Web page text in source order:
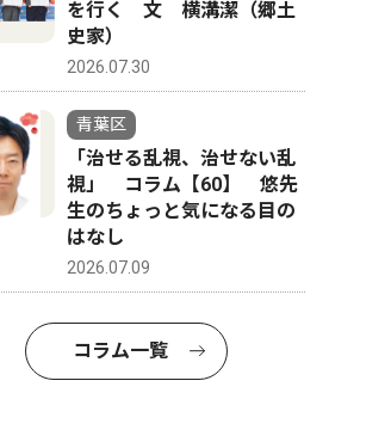
を行く 文 横溝潔（郷土
史家）
2026.07.30
青葉区
「治せる乱視、治せない乱
視」 コラム【60】 悠先
生のちょっと気になる目の
はなし
2026.07.09
コラム一覧